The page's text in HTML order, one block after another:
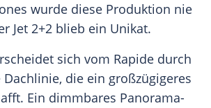
wurde diese Produktion nie
Jet 2+2 blieb ein Unikat.
sich vom Rapide durch
die ein großzügigeres
Ein dimmbares Panorama-